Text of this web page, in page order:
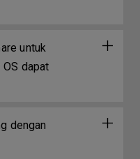
untuk
dapat
dengan